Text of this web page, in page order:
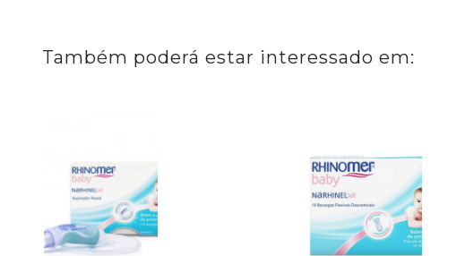
Também poderá estar interessado em: